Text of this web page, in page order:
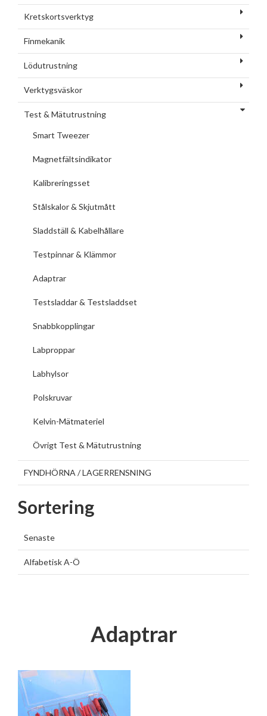
Kretskortsverktyg
Finmekanik
Lödutrustning
Verktygsväskor
Test & Mätutrustning
Smart Tweezer
Magnetfältsindikator
Kalibreringsset
Stålskalor & Skjutmått
Sladdställ & Kabelhållare
Testpinnar & Klämmor
Adaptrar
Testsladdar & Testsladdset
Snabbkopplingar
Labproppar
Labhylsor
Polskruvar
Kelvin-Mätmateriel
Övrigt Test & Mätutrustning
FYNDHÖRNA / LAGERRENSNING
Sortering
Senaste
Alfabetisk A-Ö
Adaptrar